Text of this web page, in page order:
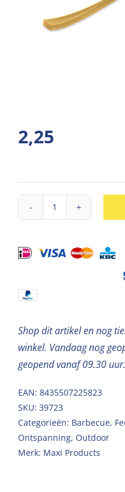
2,25
Eetlepel
goud
Shop dit artikel en nog
winkel. Vandaag nog
geopend vanaf 09.30 uur.
EAN: 8435507225823
SKU: 39723
Categorieën: Barbecue,
Ontspanning, Outdoor
Merk: Maxi Products